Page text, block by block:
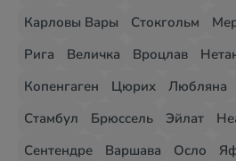
Карловы Вары
Стокгольм
Рига
Величка Вроцлав
Копенгаген
Цюрих Любляна
Стамбул
Брюссель Эйлат
Сентендре
Варшава Осло